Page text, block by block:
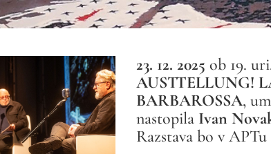
23. 12. 2025 ob 19.
AUSTTELLUNG!
BARBAROSSA,
nastopila Ivan
Razstava bo v